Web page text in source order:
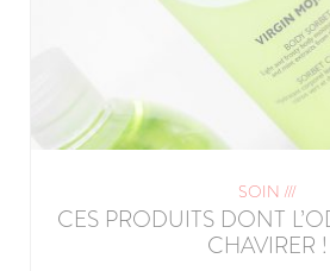
SOIN ///
CES PRODUITS DONT
CHAVIRER !